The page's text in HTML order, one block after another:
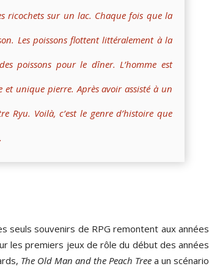
ricochets sur un lac. Chaque fois que la
Les poissons flottent littéralement à la
poissons pour le dîner. L’homme est
unique pierre. Après avoir assisté à un
Ryu. Voilà, c’est le genre d’histoire que
seuls souvenirs de RPG remontent aux années
les premiers jeux de rôle du début des années
The Old Man and the Peach Treea un scénario